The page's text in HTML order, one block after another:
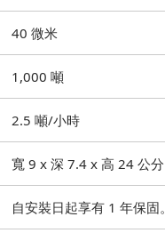
40 微米
1,000 噸
2.5 噸/小時
寬 9 x 深 7.4 x 高 24 公分
自安裝日起享有 1 年保固。